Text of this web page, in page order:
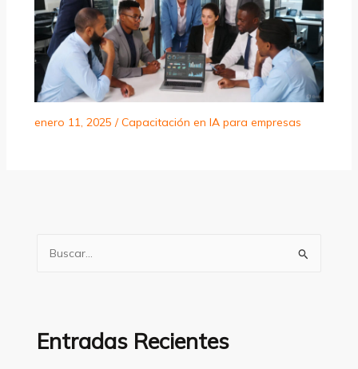
enero 11, 2025 /Capacitación en IA para empresas
a
Entradas Recientes